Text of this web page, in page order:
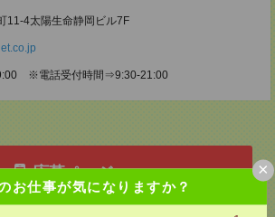
お仕事が気になりますか？
×
11-4太陽生命静岡ビル7F
※電話受付時間⇒9:30-21:00
応募ページへ